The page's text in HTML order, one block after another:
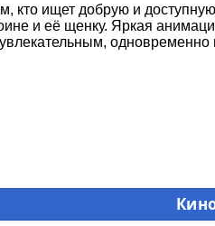
кто ищет добрую и
и её щенку. Яркая